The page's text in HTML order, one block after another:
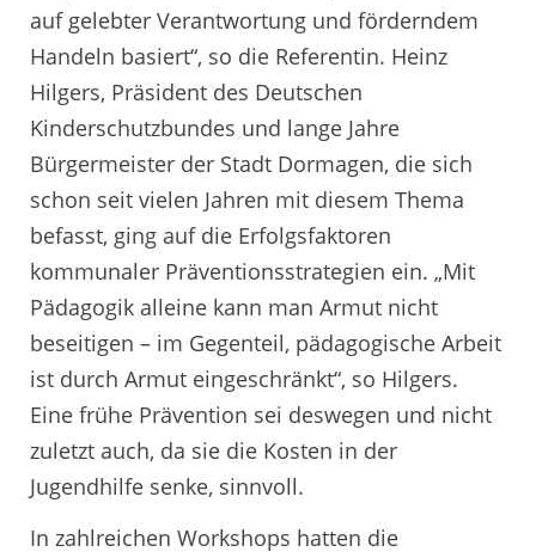
auf gelebter Verantwortung und förderndem
Handeln basiert“, so die Referentin. Heinz
Hilgers, Präsident des Deutschen
Kinderschutzbundes und lange Jahre
Bürgermeister der Stadt Dormagen, die sich
schon seit vielen Jahren mit diesem Thema
befasst, ging auf die Erfolgsfaktoren
kommunaler Präventionsstrategien ein. „Mit
Pädagogik alleine kann man Armut nicht
beseitigen – im Gegenteil, pädagogische Arbeit
ist durch Armut eingeschränkt“, so Hilgers.
Eine frühe Prävention sei deswegen und nicht
zuletzt auch, da sie die Kosten in der
Jugendhilfe senke, sinnvoll.
In zahlreichen Workshops hatten die